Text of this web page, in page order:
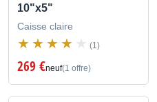
10"x5"
Caisse claire
(1)
269 €neuf(1 offre)